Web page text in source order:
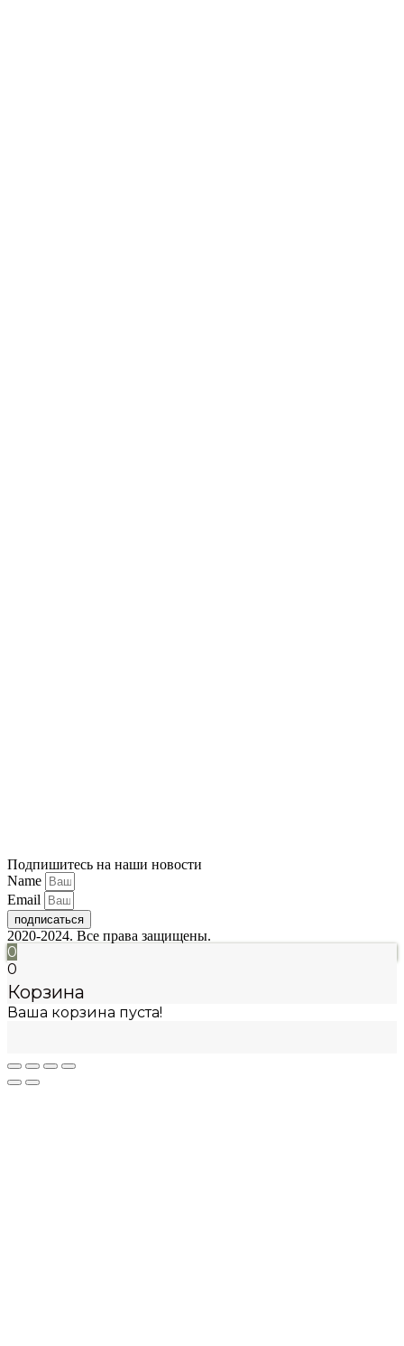
Подпишитесь на наши новости
Name
Email
подписаться
2020-2024. Все права защищены.
0
0
Корзина
Ваша корзина пуста!